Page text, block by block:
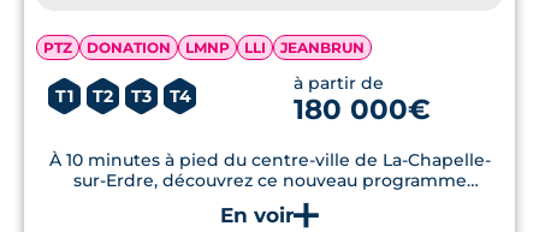
PTZ DONATION LMNP LLI JEANBRUN
T1 T2 T3 T4
à partir de
180 000€
À 10 minutes à pied du centre-ville de La-Chapelle-
sur-Erdre, découvrez ce nouveau programme
immobilier livré début 2025. Proposant des
appartements neufs du studio au T4, les prestions de